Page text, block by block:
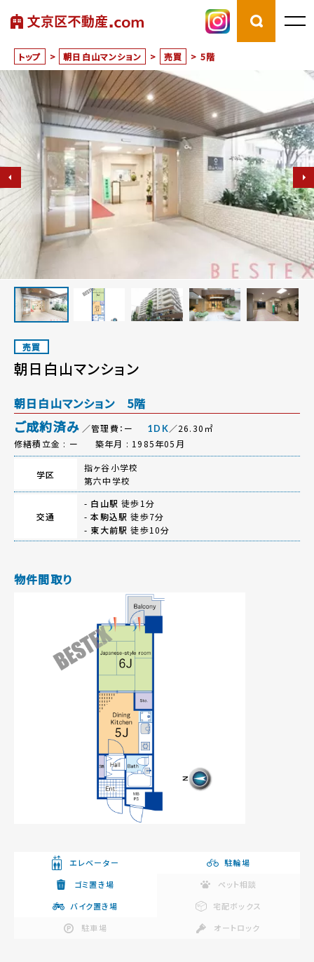
トップ > 朝日白山マンション > 売買 > 5階
売買
朝日白山マンション
朝日白山マンション 5階
ご成約済み ／管理費：ー 1DK／26.30㎡
修繕積立金 : ー
築年月 : 1985年05月
学区
指ヶ谷小学校
第六中学校
交通
- 白山駅 徒歩1分
-本駒込駅 徒歩7分
- 東大前駅 徒歩10分
物件間取り
エレベーター
駐輪場
ゴミ置き場
ペット相談
バイク置き場
宅配ボックス
駐車場
オートロック